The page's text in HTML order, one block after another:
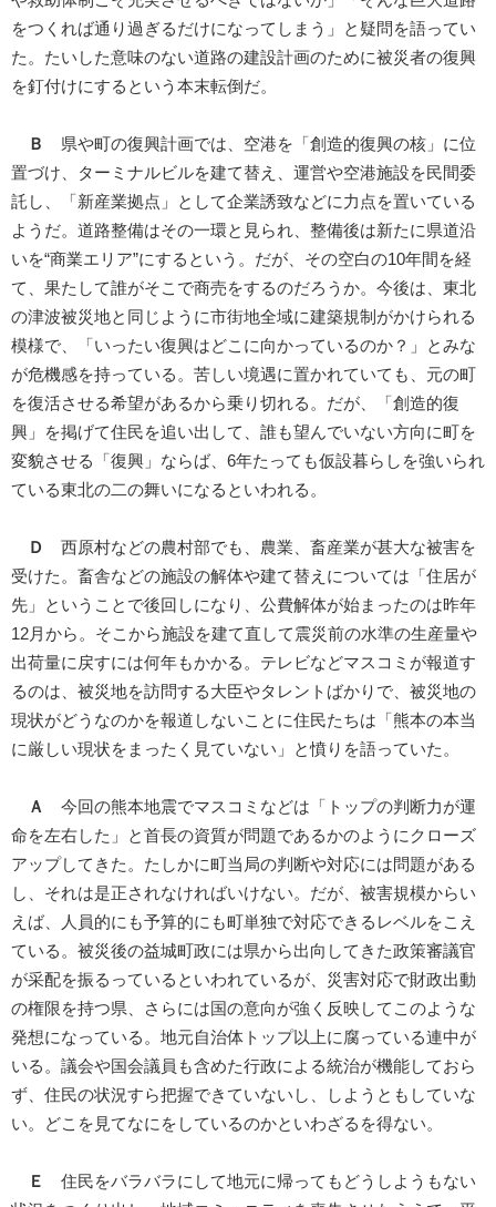
をつくれば通り過ぎるだけになってしまう」と疑問を語ってい
た。たいした意味のない道路の建設計画のために被災者の復興
を釘付けにするという本末転倒だ。
Ｂ
県や町の復興計画では、空港を「創造的復興の核」に位
置づけ、ターミナルビルを建て替え、運営や空港施設を民間委
託し、「新産業拠点」として企業誘致などに力点を置いている
ようだ。道路整備はその一環と見られ、整備後は新たに県道沿
いを“商業エリア”にするという。だが、その空白の10年間を経
て、果たして誰がそこで商売をするのだろうか。今後は、東北
の津波被災地と同じように市街地全域に建築規制がかけられる
模様で、「いったい復興はどこに向かっているのか？」とみな
が危機感を持っている。苦しい境遇に置かれていても、元の町
を復活させる希望があるから乗り切れる。だが、「創造的復
興」を掲げて住民を追い出して、誰も望んでいない方向に町を
変貌させる「復興」ならば、6年たっても仮設暮らしを強いられ
ている東北の二の舞いになるといわれる。
Ｄ
西原村などの農村部でも、農業、畜産業が甚大な被害を
受けた。畜舎などの施設の解体や建て替えについては「住居が
先」ということで後回しになり、公費解体が始まったのは昨年
12月から。そこから施設を建て直して震災前の水準の生産量や
出荷量に戻すには何年もかかる。テレビなどマスコミが報道す
るのは、被災地を訪問する大臣やタレントばかりで、被災地の
現状がどうなのかを報道しないことに住民たちは「熊本の本当
に厳しい現状をまったく見ていない」と憤りを語っていた。
Ａ 今回の熊本地震でマスコミなどは「トップの判断力が運
命を左右した」と首長の資質が問題であるかのようにクローズ
アップしてきた。たしかに町当局の判断や対応には問題がある
し、それは是正されなければいけない。だが、被害規模からい
えば、人員的にも予算的にも町単独で対応できるレベルをこえ
ている。被災後の益城町政には県から出向してきた政策審議官
が采配を振るっているといわれているが、災害対応で財政出動
の権限を持つ県、さらには国の意向が強く反映してこのような
発想になっている。地元自治体トップ以上に腐っている連中が
いる。議会や国会議員も含めた行政による統治が機能しておら
ず、住民の状況すら把握できていないし、しようともしていな
い。どこを見てなにをしているのかといわざるを得ない。
Ｅ
住民をバラバラにして地元に帰ってもどうしようもない